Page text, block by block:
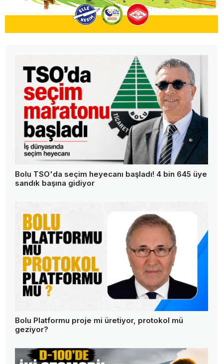
Bolu TSO'da seçim heyecanı başladı! 4 bin 645 üye
sandık başına gidiyor
Bolu Platformu proje mi üretiyor, protokol mü
geziyor?